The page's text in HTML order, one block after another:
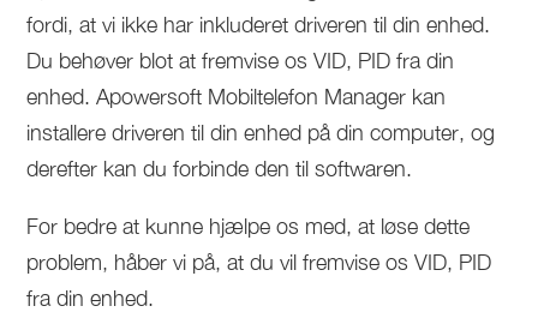
fordi, at vi ikke har inkluderet driveren til din enhed.
Du behøver blot at fremvise os VID, PID fra din
enhed. Apowersoft Mobiltelefon Manager kan
installere driveren til din enhed på din computer, og
derefter kan du forbinde den til softwaren.
For bedre at kunne hjælpe os med, at løse dette
problem, håber vi på, at du vil fremvise os VID, PID
fra din enhed.